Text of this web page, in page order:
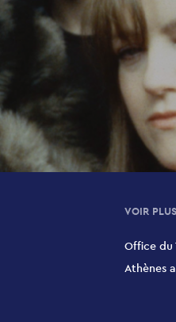
VOIR PLUS
Office du
Athènes